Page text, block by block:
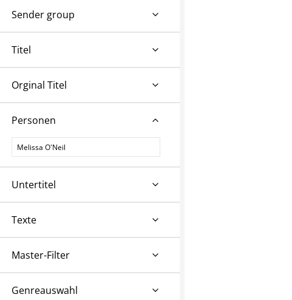
Sender group
Titel
Orginal Titel
Personen
Personen
Untertitel
Texte
Master-Filter
Genreauswahl